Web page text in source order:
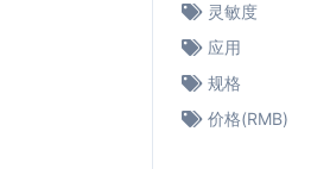
灵敏度
应用
规格
价格(RMB)